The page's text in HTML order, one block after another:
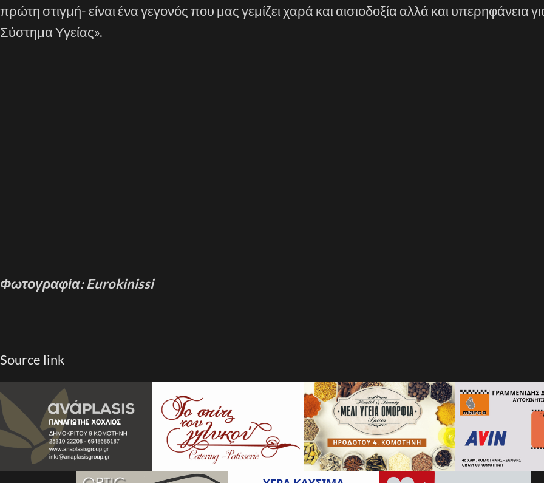
πρώτη στιγμή- είναι ένα γεγονός που μας γεμίζει χαρά και αισιοδοξία αλλά και υπερηφάνεια
Σύστημα Υγείας».
Φωτογραφία: Eurokinissi
Source link